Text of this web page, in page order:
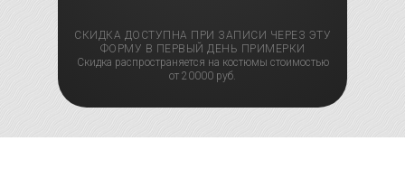
СКИДКА ДОСТУПНА ПРИ ЗАПИСИ ЧЕРЕЗ ЭТУ
ФОРМУ В ПЕРВЫЙ ДЕНЬ ПРИМЕРКИ
Скидка распространяется на костюмы стоимостью
от 20000 руб.